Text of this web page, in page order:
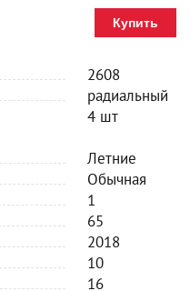
Купить
2608
радиальный
4 шт
Летние
Обычная
1
65
2018
10
16